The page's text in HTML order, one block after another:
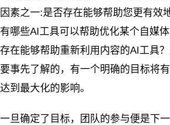
因素之一:是否存在能够帮助您更有效
有哪些AI工具可以帮助优化某个自媒
存在能够帮助重新利用内容的AI工具
要事先了解的，有一个明确的目标将
达到最大化的影响。
一旦确定了目标，团队的参与便是下